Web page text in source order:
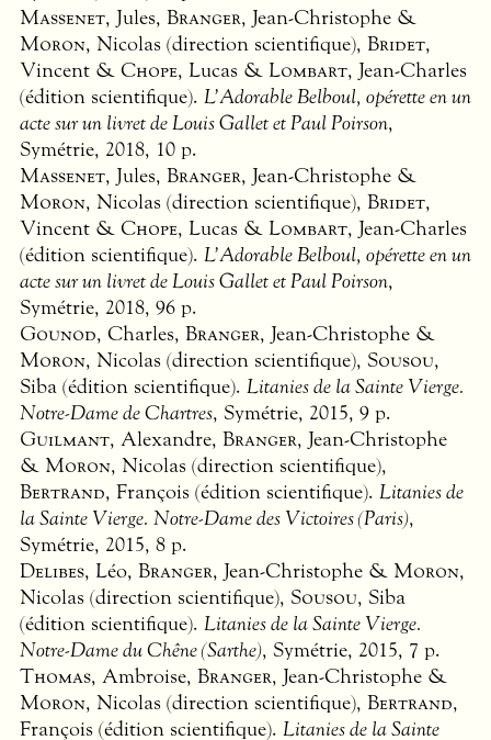
Massenet, Jules, Branger, Jean-Christophe &
Moron, Nicolas (direction scientifique), Bridet,
Vincent & Chope, Lucas & Lombart, Jean-Charles
(édition scientifique). L’Adorable Belboul, opérette en un
acte sur un livret de Louis Gallet et Paul Poirson,
Symétrie, 2018, 10 p.
Massenet, Jules, Branger, Jean-Christophe &
Moron, Nicolas (direction scientifique), Bridet,
Vincent & Chope, Lucas & Lombart, Jean-Charles
(édition scientifique). L’Adorable Belboul, opérette en un
acte sur un livret de Louis Gallet et Paul Poirson,
Symétrie, 2018, 96 p.
Gounod, Charles, Branger, Jean-Christophe &
Moron, Nicolas (direction scientifique), Sousou,
Siba (édition scientifique). Litanies de la Sainte Vierge.
Notre-Dame de Chartres, Symétrie, 2015, 9 p.
Guilmant, Alexandre, Branger, Jean-Christophe
& Moron, Nicolas (direction scientifique),
Bertrand, François (édition scientifique). Litanies de
la Sainte Vierge. Notre-Dame des Victoires (Paris),
Symétrie, 2015, 8 p.
Delibes, Léo, Branger, Jean-Christophe & Moron,
Nicolas (direction scientifique), Sousou, Siba
(édition scientifique). Litanies de la Sainte Vierge.
Notre-Dame du Chêne (Sarthe), Symétrie, 2015, 7 p.
Thomas, Ambroise, Branger, Jean-Christophe &
Moron, Nicolas (direction scientifique), Bertrand,
François (édition scientifique). Litanies de la Sainte